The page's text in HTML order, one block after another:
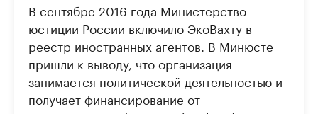
В сентябре 2016 года Министерство
юстиции России включило ЭкоВахту в
реестр иностранных агентов. В Минюсте
пришли к выводу, что организация
занимается политической деятельностью и
получает финансирование от